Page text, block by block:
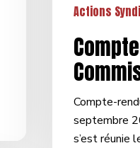
Actions
Compte-
septembre
s’est réunie